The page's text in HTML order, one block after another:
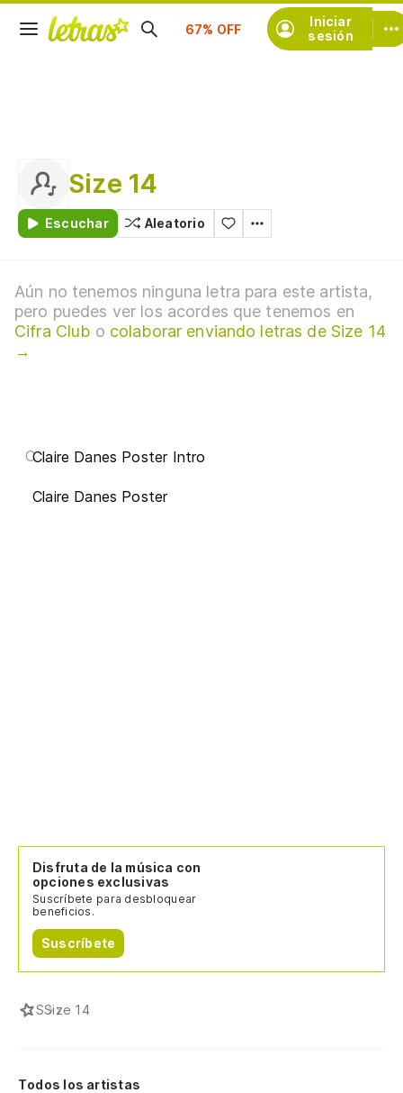
Iniciar
sesión
Suscríbete
Size 14
Escuchar Aleatorio
Aún no tenemos ninguna letra para este artista,
pero puedes ver los acordes que tenemos en
Cifra Club o colaborar enviando letras de Size 14
→
CClaire Danes Poster Intro
Claire Danes Poster
Disfruta de la música con
opciones exclusivas
Suscríbete para desbloquear
beneficios.
Suscríbete
SSize 14
Todos los artistas